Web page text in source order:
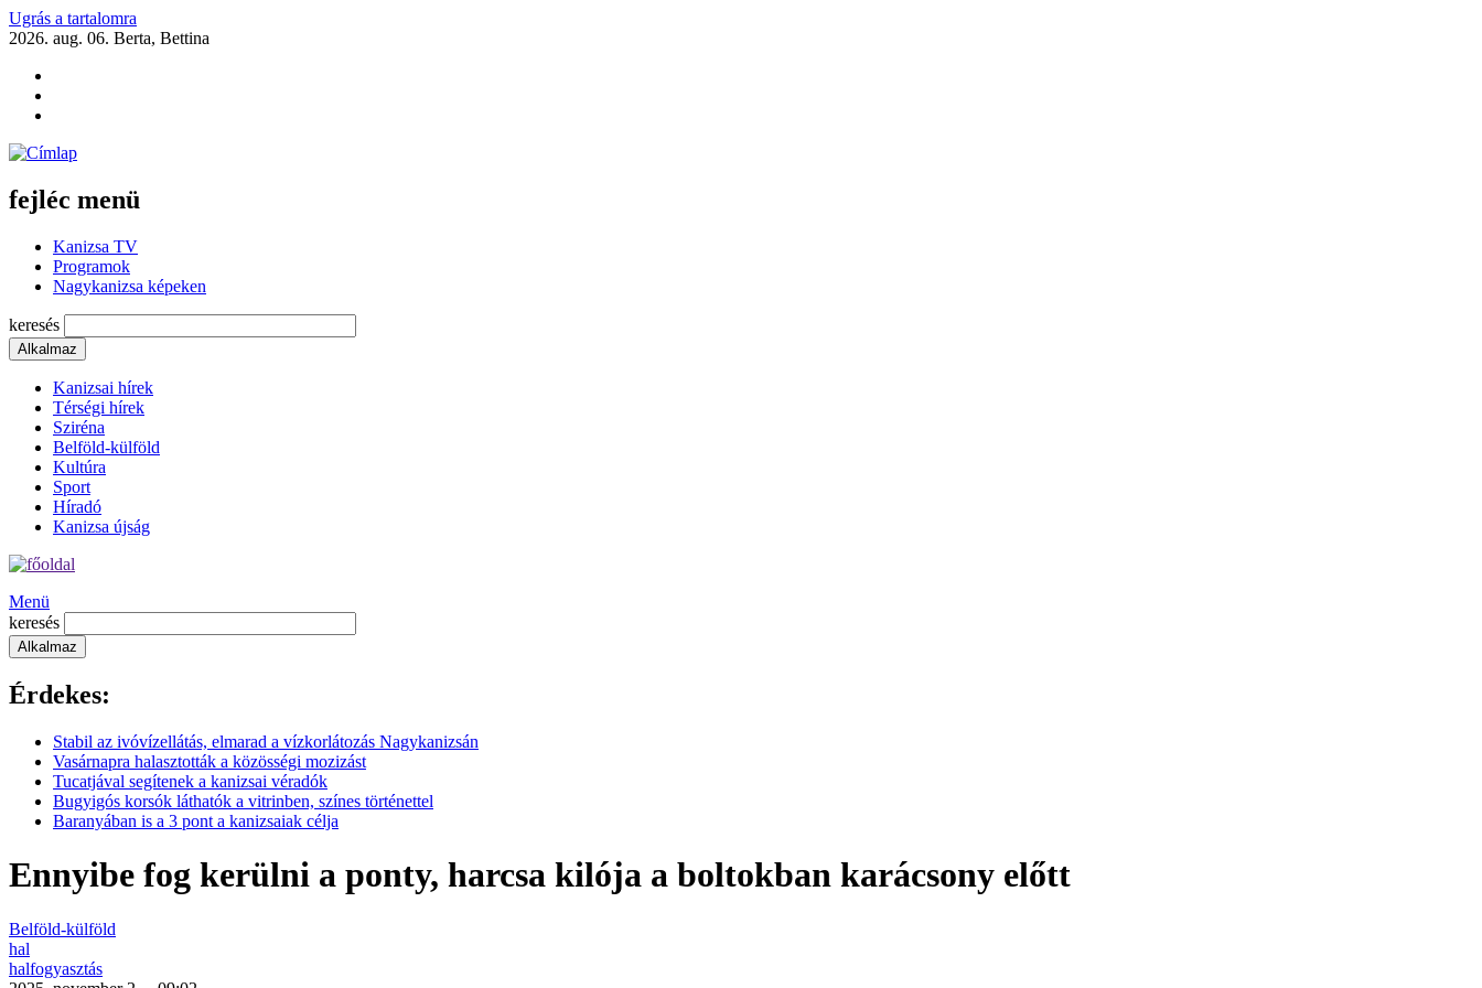
Ugrás a tartalomra
2026. aug. 06. Berta, Bettina
fejléc menü
Kanizsa TV
Programok
Nagykanizsa képeken
keresés
Kanizsai hírek
Térségi hírek
Sziréna
Belföld-külföld
Kultúra
Sport
Híradó
Kanizsa újság
Menü
keresés
Érdekes:
Stabil az ivóvízellátás, elmarad a vízkorlátozás Nagykanizsán
Vasárnapra halasztották a közösségi mozizást
Tucatjával segítenek a kanizsai véradók
Bugyigós korsók láthatók a vitrinben, színes történettel
Baranyában is a 3 pont a kanizsaiak célja
Ennyibe fog kerülni a ponty, harcsa kilója a boltokban karácsony előtt
Belföld-külföld
hal
halfogyasztás